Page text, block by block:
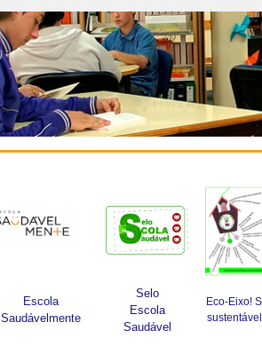
Escola
Saudávelmente
Selo
Escola
Saudável
Eco-Eixo!